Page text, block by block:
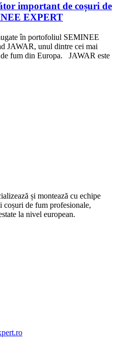
important de coșuri de
EXPERT
în portofoliul SEMINEE
JAWAR, unul dintre cei mai
fum din Europa. JAWAR este
și montează cu echipe
coșuri de fum profesionale,
la nivel european.